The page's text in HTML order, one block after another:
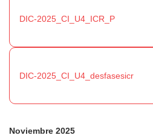
DIC-2025_CI_U4_ICR_P
DIC-2025_CI_U4_desfasesicr
Noviembre 2025